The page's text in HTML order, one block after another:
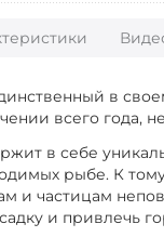
в
всего года,
в себе
рыбе. К
и частицам
и привлечь